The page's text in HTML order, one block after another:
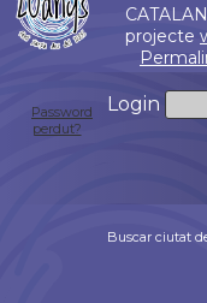
projecte
Login
Password
perdut?
Buscar ciutat